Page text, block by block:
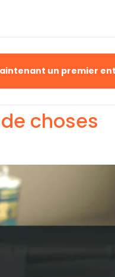
un premier
choses